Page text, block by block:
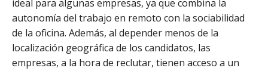
ideal para algunas empresas, ya que combina la
autonomía del trabajo en remoto con la sociabilidad
de la oficina. Además, al depender menos de la
localización geográfica de los candidatos, las
empresas, a la hora de reclutar, tienen acceso a un